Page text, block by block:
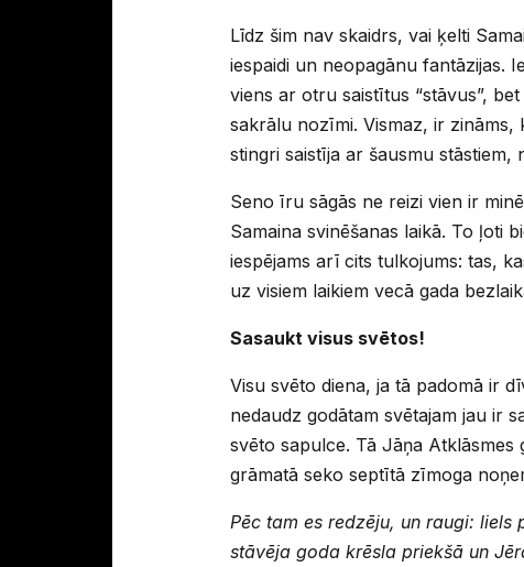
Līdz šim nav skaidrs, vai ķelti
iespaidi un neopagānu fantāzijas.
viens ar otru saistītus “stāvus”,
sakrālu nozīmi. Vismaz, ir zināms,
stingri saistīja ar šausmu stāstiem,
Seno īru sāgās ne reizi vien ir
Samaina svinēšanas laikā. To ļoti
iespējams arī cits tulkojums: tas,
uz visiem laikiem vecā gada
Sasaukt visus svētos!
Visu svēto diena, ja tā padomā ir
nedaudz godātam svētajam jau ir
svēto sapulce. Tā Jāņa
grāmatā seko septītā zīmoga
Pēc tam es redzēju, un raugi:
stāvēja goda krēsla priekšā un